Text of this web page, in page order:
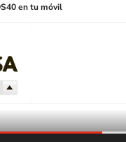
en tu móvil